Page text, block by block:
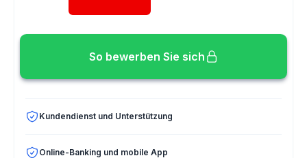
So bewerben Sie sich
Kundendienst und Unterstützung
Online-Banking und mobile App